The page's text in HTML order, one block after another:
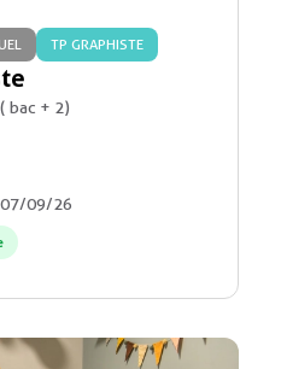
TP GRAPHISTE
bac + 2)
07/09/26